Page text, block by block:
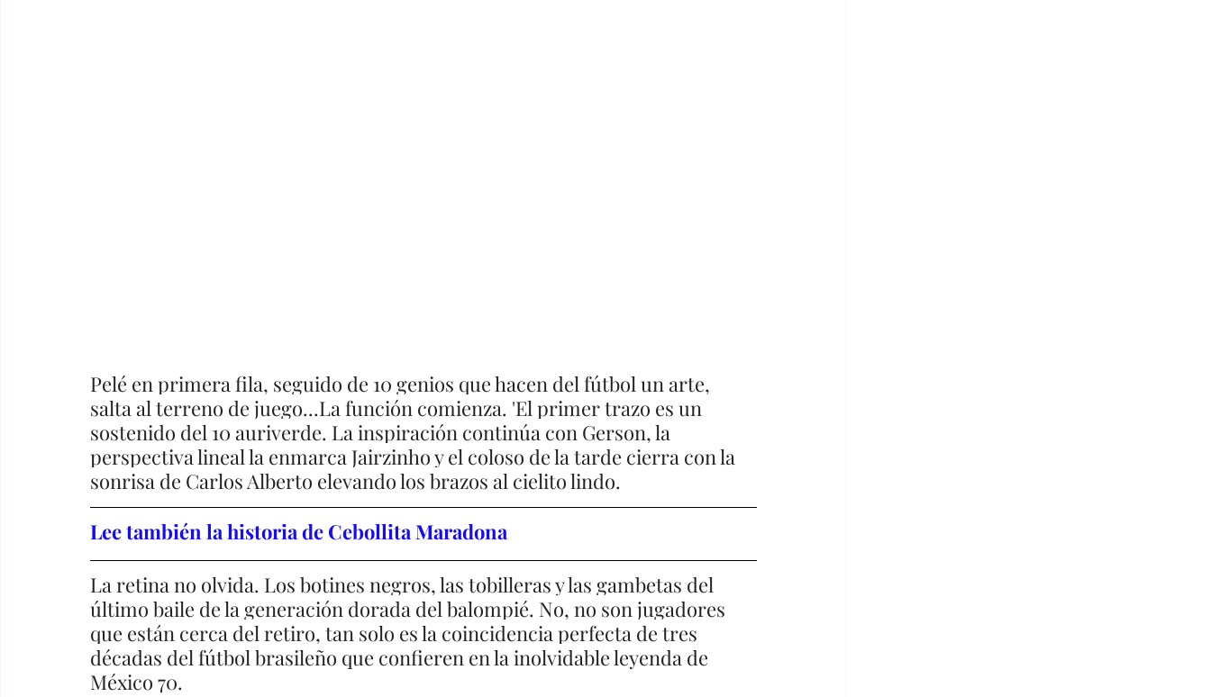
Pelé en primera fila, seguido de 10 genios que hacen del fútbol un arte,
salta al terreno de juego...La función comienza. 'El primer trazo es un
sostenido del 10 auriverde. La inspiración continúa con Gerson, la
perspectiva lineal la enmarca Jairzinho y el coloso de la tarde cierra con la
sonrisa de Carlos Alberto elevando los brazos al cielito lindo.
Lee también la historia de Cebollita Maradona
La retina no olvida. Los botines negros, las tobilleras y las gambetas del
último baile de la generación dorada del balompié. No, no son jugadores
que están cerca del retiro, tan solo es la coincidencia perfecta de tres
décadas del fútbol brasileño que confieren en la inolvidable leyenda de
México 70.